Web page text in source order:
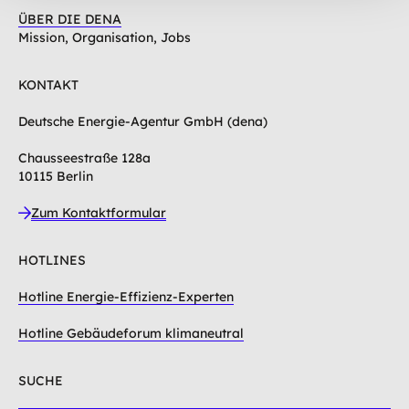
ÜBER DIE DENA
Mission, Organisation, Jobs
KONTAKT
Deutsche Energie-Agentur GmbH (dena)
Chausseestraße 128a
10115 Berlin
Zum Kontaktformular
HOTLINES
Hotline Energie-Effizienz-Experten
Hotline Gebäudeforum klimaneutral
SUCHE